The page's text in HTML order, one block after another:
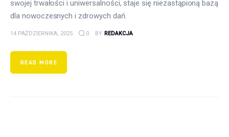
swojej trwałości i uniwersalności, staje się niezastąpioną bazą
dla nowoczesnych i zdrowych dań.
14 PAŹDZIERNIKA, 2025 0 BY REDAKCJA
READ MORE